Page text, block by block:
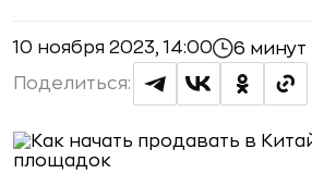
10 ноября 2023, 14:00 6 минут
Поделиться: